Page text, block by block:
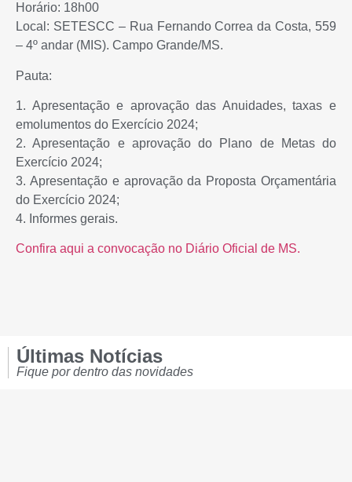
Horário: 18h00
Local: SETESCC – Rua Fernando Correa da Costa, 559
– 4º andar (MIS). Campo Grande/MS.
Pauta:
1. Apresentação e aprovação das Anuidades, taxas e
emolumentos do Exercício 2024;
2. Apresentação e aprovação do Plano de Metas do
Exercício 2024;
3. Apresentação e aprovação da Proposta Orçamentária
do Exercício 2024;
4. Informes gerais.
Confira aqui a convocação no Diário Oficial de MS.
Últimas Notícias
Fique por dentro das novidades